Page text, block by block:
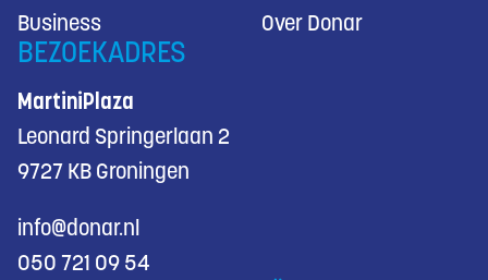
Business Over Donar
BEZOEKADRES
MartiniPlaza
Leonard Springerlaan 2
9727 KB Groningen
info@donar.nl
050 721 09 54